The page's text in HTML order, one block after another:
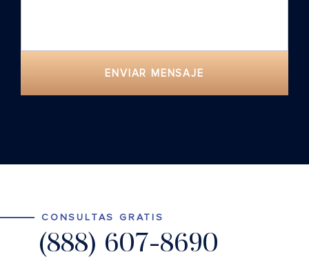
ENVIAR MENSAJE
CONSULTAS GRATIS
(888) 607-8690